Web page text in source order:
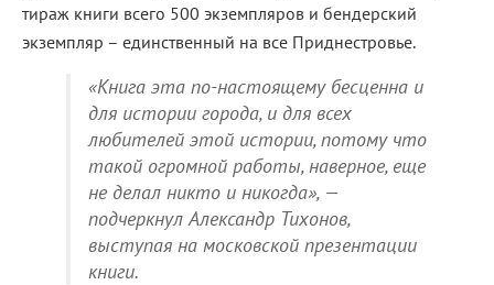
тираж книги всего 500 экземпляров и бендерский
экземпляр – единственный на все Приднестровье.
«Книга эта по-настоящему бесценна и
для истории города, и для всех
любителей этой истории, потому что
такой огромной работы, наверное, еще
не делал никто и никогда», —
подчеркнул Александр Тихонов,
выступая на московской презентации
книги.